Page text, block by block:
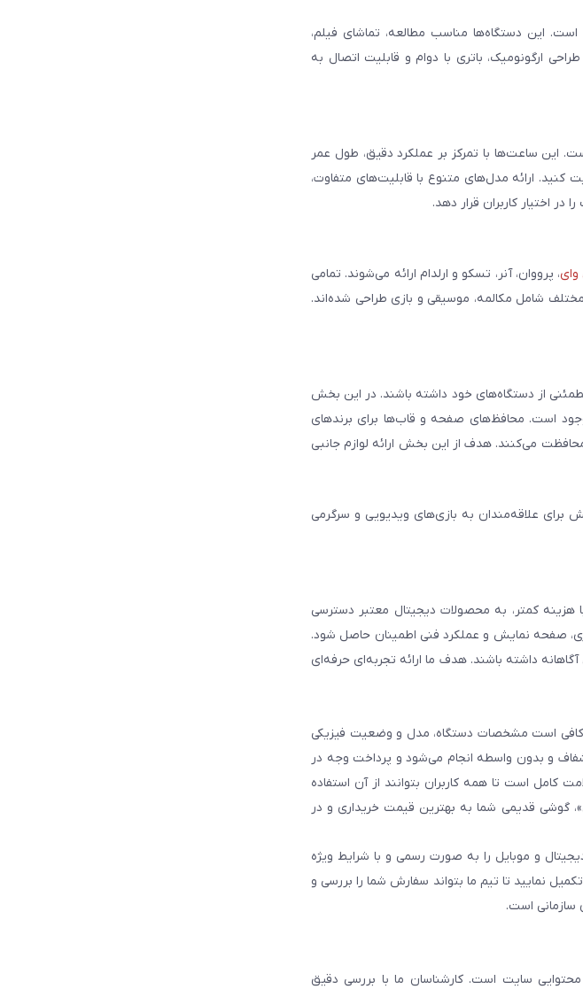
این دستگاه‌ها مناسب مطالعه، تماشای فیلم،
ارگونومیک، باتری با دوام و قابلیت اتصال به
این ساعت‌ها با تمرکز بر عملکرد دقیق، طول عمر
کنید. ارائه مدل‌های متنوع با قابلیت‌های متفاوت،
اختیار کاربران قرار دهد.
، پرووان، آنر، تسکو و ارلدام ارائه می‌شوند. تمامی
شامل مکالمه، موسیقی و بازی طراحی شده‌اند.
مطمئنی از دستگاه‌های خود داشته باشند. در این بخش
است. محافظ‌های صفحه و قاب‌ها برای برندهای
می‌کنند. هدف از این بخش ارائه لوازم جانبی
علاقه‌مندان به بازی‌های ویدیویی و سرگرمی
هزینه کمتر، به محصولات دیجیتال معتبر دسترسی
صفحه نمایش و عملکرد فنی اطمینان حاصل شود.
داشته باشند. هدف ما ارائه تجربه‌ای حرفه‌ای
کافی است مشخصات دستگاه، مدل و وضعیت فیزیکی
شفاف و بدون واسطه انجام می‌شود و پرداخت وجه در
است تا همه کاربران بتوانند از آن استفاده
گوشی قدیمی شما به بهترین قیمت خریداری و در
و موبایل را به صورت رسمی و با شرایط ویژه
نمایید تا تیم ما بتواند سفارش شما را بررسی و
سازمانی است.
سایت است. کارشناسان ما با بررسی دقیق